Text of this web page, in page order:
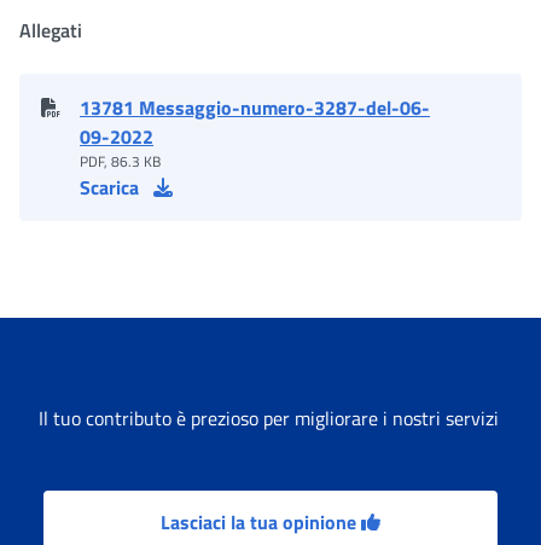
Allegati
13781 Messaggio-numero-3287-del-06-
09-2022
PDF, 86.3 KB
Scarica
Il tuo contributo è prezioso per migliorare i nostri servizi
Lasciaci la tua opinione